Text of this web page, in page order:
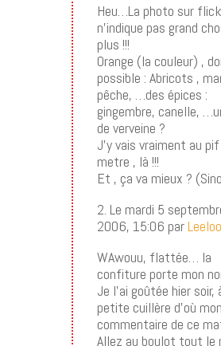
Heu…La photo sur
n’indique pas grand
plus !!!
Orange (la couleur) ,
possible : Abricots ,
pêche, …des épices :
gingembre, canelle,
de verveine ?
J’y vais vraiment au
metre , là !!!
Et , ça va mieux ?
2. Le mardi 5
2006, 15:06 par
WAwouu, flattée… la
confiture porte mon
Je l’ai goûtée hier soir,
petite cuillère d’où mon
commentaire de ce
Allez au boulot tout le